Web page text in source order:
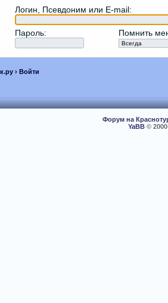
Логин, Псевдоним или E-mail:
Пароль: Помнить
› Войти
Форум на
YaBB©